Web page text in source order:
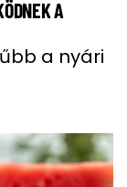
A
a nyári